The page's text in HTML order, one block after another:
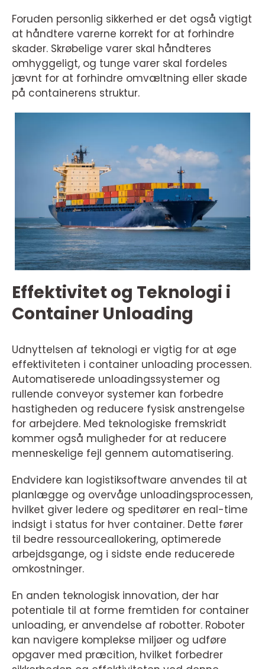
Foruden personlig sikkerhed er det også vigtigt
at håndtere varerne korrekt for at forhindre
skader. Skrøbelige varer skal håndteres
omhyggeligt, og tunge varer skal fordeles
jævnt for at forhindre omvæltning eller skade
på containerens struktur.
Effektivitet og Teknologi i
Container Unloading
Udnyttelsen af teknologi er vigtig for at øge
effektiviteten i container unloading processen.
Automatiserede unloadingssystemer og
rullende conveyor systemer kan forbedre
hastigheden og reducere fysisk anstrengelse
for arbejdere. Med teknologiske fremskridt
kommer også muligheder for at reducere
menneskelige fejl gennem automatisering.
Endvidere kan logistiksoftware anvendes til at
planlægge og overvåge unloadingsprocessen,
hvilket giver ledere og speditører en real-time
indsigt i status for hver container. Dette fører
til bedre ressourceallokering, optimerede
arbejdsgange, og i sidste ende reducerede
omkostninger.
En anden teknologisk innovation, der har
potentiale til at forme fremtiden for container
unloading, er anvendelse af robotter. Roboter
kan navigere komplekse miljøer og udføre
opgaver med præcition, hvilket forbedrer